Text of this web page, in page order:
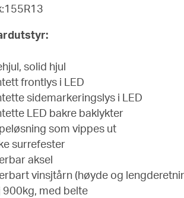
solid hjul
frontlys i LED
sidemarkeringslys i LED
LED bakre baklykter
som vippes ut
surrefester
aksel
vinsjtårn (høyde og
900kg, med belte